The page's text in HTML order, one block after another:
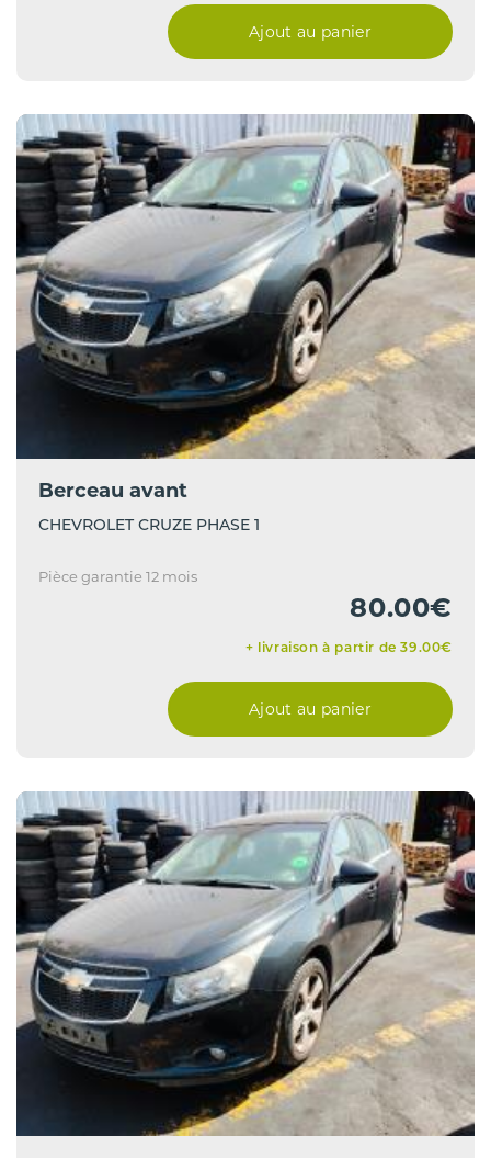
Ajout au panier
Berceau avant
CHEVROLET CRUZE PHASE 1
Pièce garantie 12 mois
80.00€
+ livraison à partir de 39.00€
Ajout au panier